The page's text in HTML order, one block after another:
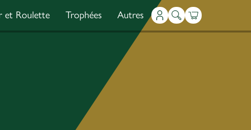
et Roulette Trophées Autres Mon compte
Recherche
Panier